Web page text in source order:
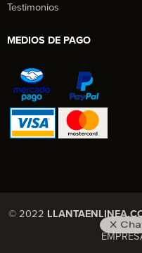
Testimonios
MEDIOS DE PAGO
© 2022
X